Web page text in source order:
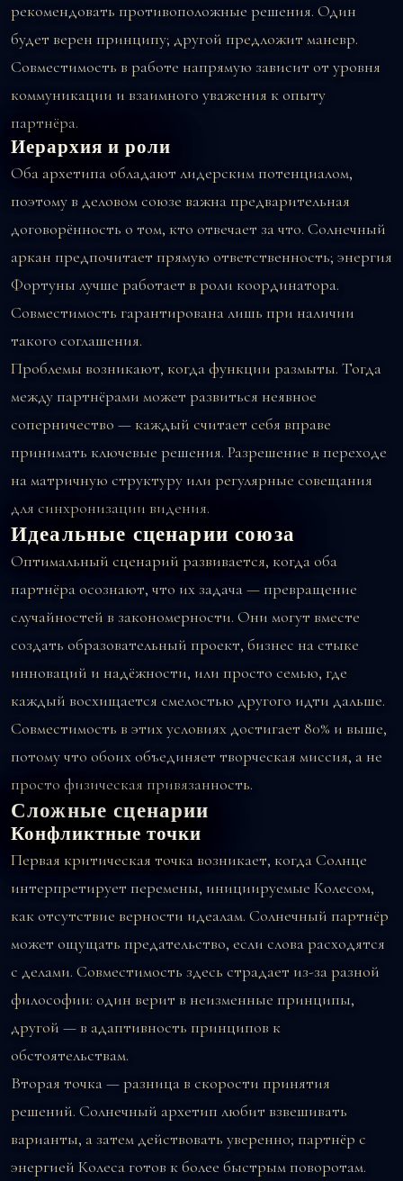
рекомендовать противоположные решения. Один
будет верен принципу; другой предложит маневр.
Совместимость в работе напрямую зависит от уровня
коммуникации и взаимного уважения к опыту
партнёра.
Иерархия и роли
Оба архетипа обладают лидерским потенциалом,
поэтому в деловом союзе важна предварительная
договорённость о том, кто отвечает за что. Солнечный
аркан предпочитает прямую ответственность; энергия
Фортуны лучше работает в роли координатора.
Совместимость гарантирована лишь при наличии
такого соглашения.
Проблемы возникают, когда функции размыты. Тогда
между партнёрами может развиться неявное
соперничество — каждый считает себя вправе
принимать ключевые решения. Разрешение в переходе
на матричную структуру или регулярные совещания
для синхронизации видения.
Идеальные сценарии союза
Оптимальный сценарий развивается, когда оба
партнёра осознают, что их задача — превращение
случайностей в закономерности. Они могут вместе
создать образовательный проект, бизнес на стыке
инноваций и надёжности, или просто семью, где
каждый восхищается смелостью другого идти дальше.
Совместимость в этих условиях достигает 80% и выше,
потому что обоих объединяет творческая миссия, а не
просто физическая привязанность.
Сложные сценарии
Конфликтные точки
Первая критическая точка возникает, когда Солнце
интерпретирует перемены, инициируемые Колесом,
как отсутствие верности идеалам. Солнечный партнёр
может ощущать предательство, если слова расходятся
с делами. Совместимость здесь страдает из-за разной
философии: один верит в неизменные принципы,
другой — в адаптивность принципов к
обстоятельствам.
Вторая точка — разница в скорости принятия
решений. Солнечный архетип любит взвешивать
варианты, а затем действовать уверенно; партнёр с
энергией Колеса готов к более быстрым поворотам.